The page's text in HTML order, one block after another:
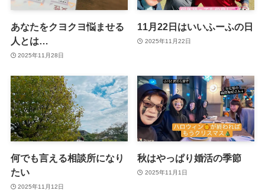
あなたをクヨクヨ悩ませる
人とは…
2025年11月28日
11月22日はいいふーふの日
2025年11月22日
何でも言える相談所になり
たい
2025年11月12日
秋はやっぱり婚活の季節
2025年11月1日